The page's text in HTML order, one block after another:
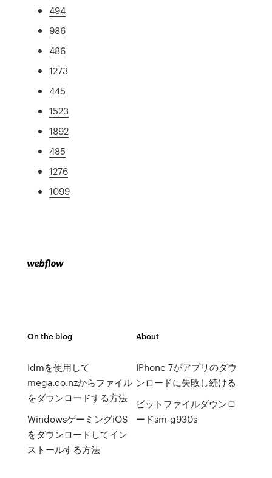
494
986
486
1273
445
1523
1892
485
1276
1099
On the blog
Idmを使用して
mega.co.nzからファイル
をダウンロードする方法
WindowsゲーミングiOS
をダウンロードしてイン
ストールする方法
About
IPhone 7がアプリのダウ
ンロードに失敗し続ける
ピットファイルダウンロ
ードsm-g930s